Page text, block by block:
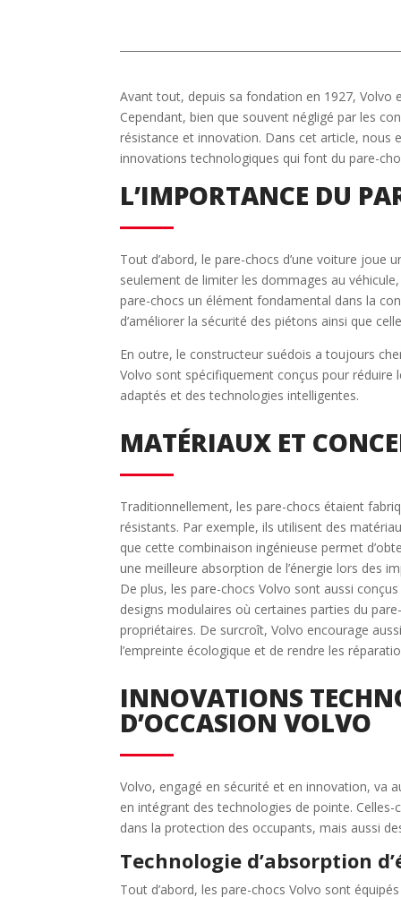
Avant tout, depuis sa fondation en 1927, Volvo
Cependant, bien que souvent négligé par les
résistance et innovation. Dans cet article, nous
innovations technologiques qui font du pare-
L’IMPORTANCE DU
Tout d’abord, le pare-chocs d’une voiture joue
seulement de limiter les dommages au
pare-chocs un élément fondamental dans la
d’améliorer la sécurité des piétons ainsi que
En outre, le constructeur suédois a toujours
Volvo sont spécifiquement conçus pour
adaptés et des technologies intelligentes.
MATÉRIAUX ET
Traditionnellement, les pare-chocs étaient
résistants. Par exemple, ils utilisent des
que cette combinaison ingénieuse permet
une meilleure absorption de l’énergie lors des
De plus, les pare-chocs Volvo sont aussi
designs modulaires où certaines parties du
propriétaires. De surcroît, Volvo encourage
l’empreinte écologique et de rendre les
INNOVATIONS
D’OCCASION VOLVO
Volvo, engagé en sécurité et en innovation, va
en intégrant des technologies de pointe.
dans la protection des occupants, mais aussi
Technologie d’absorption
Tout d’abord, les pare-chocs Volvo sont